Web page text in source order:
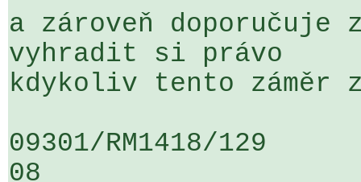
a zároveň doporučuje
vyhradit si právo
kdykoliv tento
09301/RM1418/
08